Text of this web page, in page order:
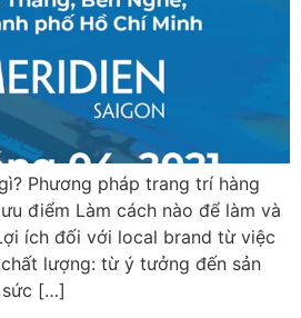
Phương pháp trang trí hàng
điểm Làm cách nào để làm và
ích đối với local brand từ việc
lượng: từ ý tưởng đến sản
sức […]